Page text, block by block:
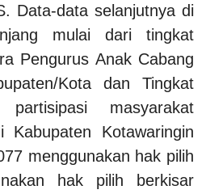
Data-data selanjutnya di
mulai dari tingkat
Pengurus Anak Cabang
Kota dan Tingkat
partisipasi masyarakat
Kotawaringin
menggunakan hak pilih
hak pilih berkisar